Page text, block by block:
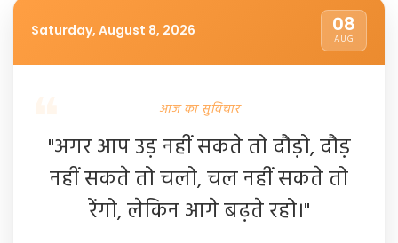
Saturday, August 8, 2026 08
AUG
आज का सुविचार
"अगर आप उड़ नहीं सकते तो दौड़ो, दौड़
नहीं सकते तो चलो, चल नहीं सकते तो
रेंगो, लेकिन आगे बढ़ते रहो।"